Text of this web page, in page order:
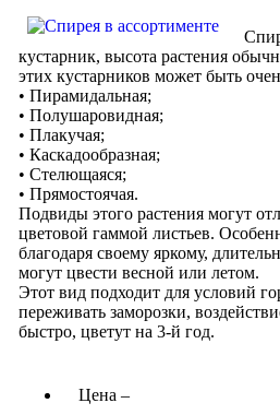
кустарник, высота растения
этих кустарников может быть
• Пирамидальная;
• Полушаровидная;
• Плакучая;
• Каскадообразная;
• Стелющаяся;
• Прямостоячая.
Подвиды этого растения могут
цветовой гаммой листьев.
благодаря своему яркому,
могут цвести весной или летом.
Этот вид подходит для условий
переживать заморозки,
быстро, цветут на 3-й год.
Цена –